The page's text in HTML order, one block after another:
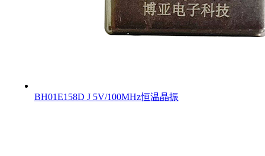
BH01E158D J 5V/100MHz恒温晶振